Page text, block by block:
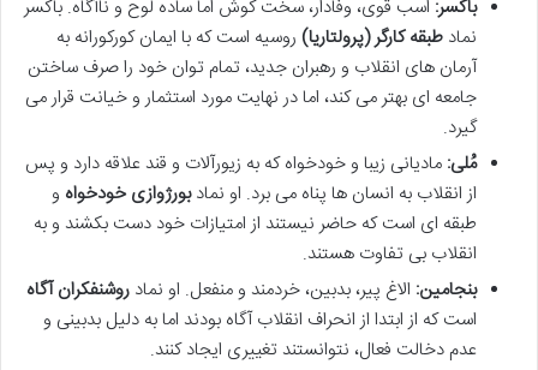
باکسر: اسب قوی، وفادار، سخت کوش اما ساده لوح و ناآگاه. باکسر
نماد طبقه کارگر (پرولتاریا) روسیه است که با ایمان کورکورانه به
آرمان های انقلاب و رهبران جدید، تمام توان خود را صرف ساختن
جامعه ای بهتر می کند، اما در نهایت مورد استثمار و خیانت قرار می
گیرد.
مُلی: مادیانی زیبا و خودخواه که به زیورآلات و قند علاقه دارد و پس
از انقلاب به انسان ها پناه می برد. او نمادبورژوازی خودخواه و
طبقه ای است که حاضر نیستند از امتیازات خود دست بکشند و به
انقلاب بی تفاوت هستند.
بنجامین: الاغ پیر، بدبین، خردمند و منفعل. او نماد روشنفکران آگاه
است که از ابتدا از انحراف انقلاب آگاه بودند اما به دلیل بدبینی و
عدم دخالت فعال، نتوانستند تغییری ایجاد کنند.